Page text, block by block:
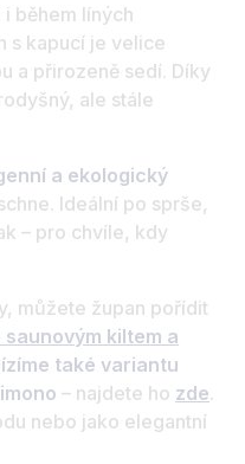
během líných
s kapucí je velice
a přirozeně sedí. Díky
ale stále
a ekologický
Ideální po sprše,
– pro chvíle, kdy
můžete župan pořídit
kiltem a
také variantu
– najdete ho zde.
nebo jako elegantní